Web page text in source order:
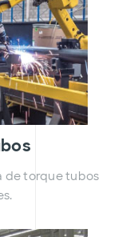
de torque tubos